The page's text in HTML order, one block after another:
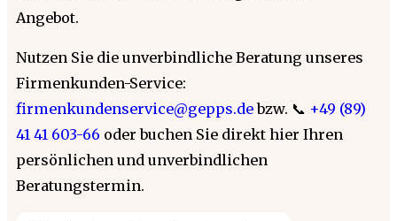
Angebot.
Nutzen Sie die unverbindliche Beratung unseres
Firmenkunden-Service:
firmenkundenservice@gepps.debzw. 📞 +49 (89)
41 41 603-66 oder buchen Sie direkt hier Ihren
persönlichen und unverbindlichen
Beratungstermin.